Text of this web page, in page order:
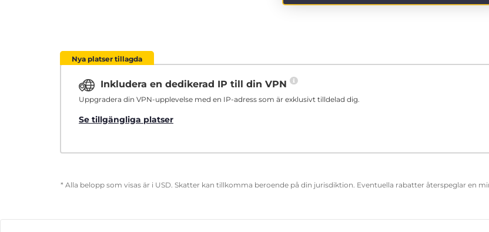
Nya platser tillagda
Inkludera en dedikerad IP till din VPN
Uppgradera din VPN-upplevelse med en IP-adress som är exklusivt tilldelad dig.
Se tillgängliga platser
* Alla belopp som visas är i USD. Skatter kan tillkomma beroende på din jurisdiktion. Eventuella rabatter återspeglar en